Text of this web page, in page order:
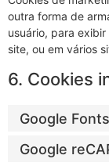
outra forma de
usuário, para
site, ou em vários
6. Cookies
Google Fonts
Google